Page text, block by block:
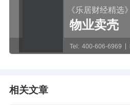
《乐居财经精选》
物业卖壳
Tel: 400-606-6969
相关文章